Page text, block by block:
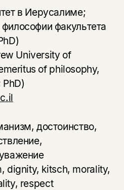
в Иерусалиме;
факультета
University of
of philosophy,
достоинство,
dignity, kitsch, morality,
respect